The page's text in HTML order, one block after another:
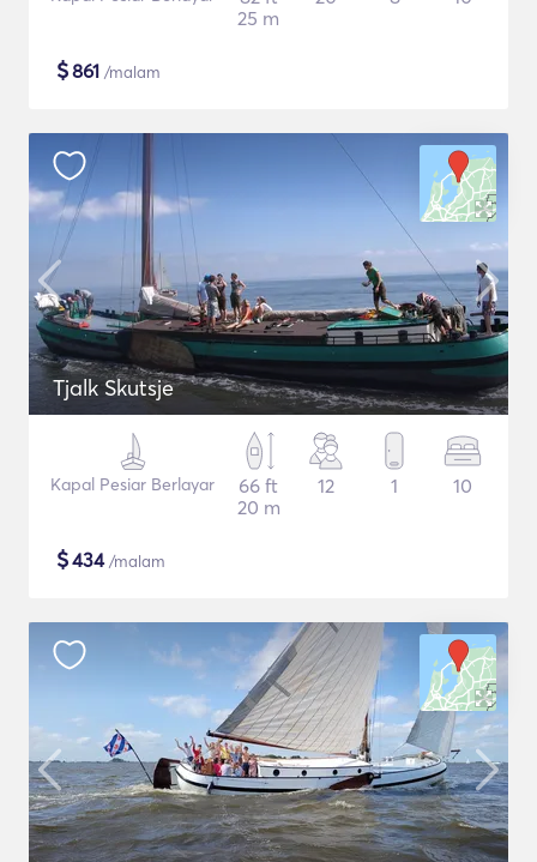
25 m
$861 /malam
Tjalk Skutsje
Kapal Pesiar Berlayar
66 ft
20 m
12 1 10
$434/malam